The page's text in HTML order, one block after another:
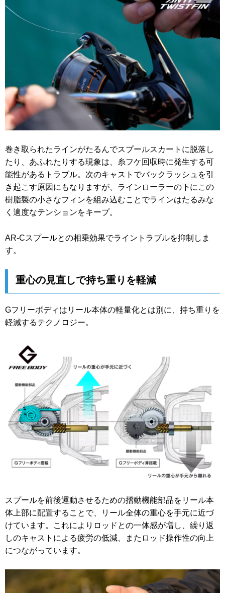
巻き取られたラインがたるんでスプールスカートに脱落し
たり、あふれたりする現象は、糸フケ回収時に発生する可
能性があるトラブル。次のキャストでバックラッシュを引
き起こす原因にもなりますが、ラインローラーの下にこの
樹脂製の小さなフィンを組み込むことでラインはたるみな
く適度なテンションをキープ。
AR-Cスプールとの相乗効果でライントラブルを抑制しま
す。
重心の見直しで持ち重りを軽減
Gフリーボディはリール本体の軽量化とは別に、持ち重りを
軽減するテクノロジー。
スプールを前後運動させるための摺動機能部品をリール本
体上部に配置することで、リール全体の重心を手元に近づ
けています。これによりロッドとの一体感が増し、繰り返
しのキャストによる疲労の低減、またロッド操作性の向上
につながっています。